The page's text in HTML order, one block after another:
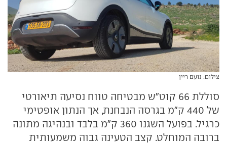
צילום: נועם ריין
סוללת 66 קוט"ש מבטיחה טווח נסיעה תיאורטי
של 440 ק"מ בגרסה הנבחנת, אך הנתון אופטימי
כרגיל. בפועל השגנו 360 ק"מ בלבד ובנהיגה מתונה
ברובה המוחלט. קצב הטעינה גבוה משמעותית